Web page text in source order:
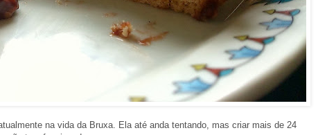
na vida da Bruxa. Ela até anda tentando, mas criar mais de 24